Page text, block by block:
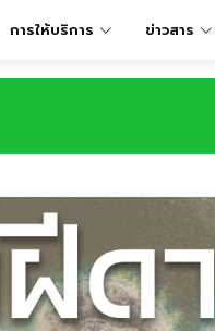
การให้บริการ ข่าวสาร